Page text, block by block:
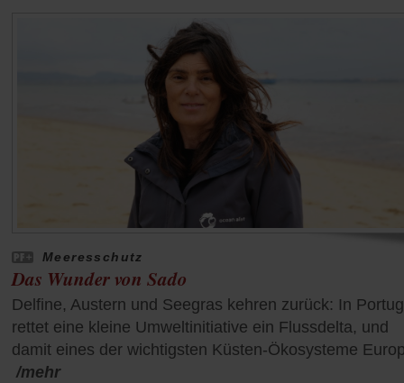
Meeresschutz
Das Wunder von Sado
Delfine, Austern und Seegras kehren zurück: In
rettet eine kleine Umweltinitiative ein Flussdelta, und
damit eines der wichtigsten Küsten-Ökosysteme
/mehr